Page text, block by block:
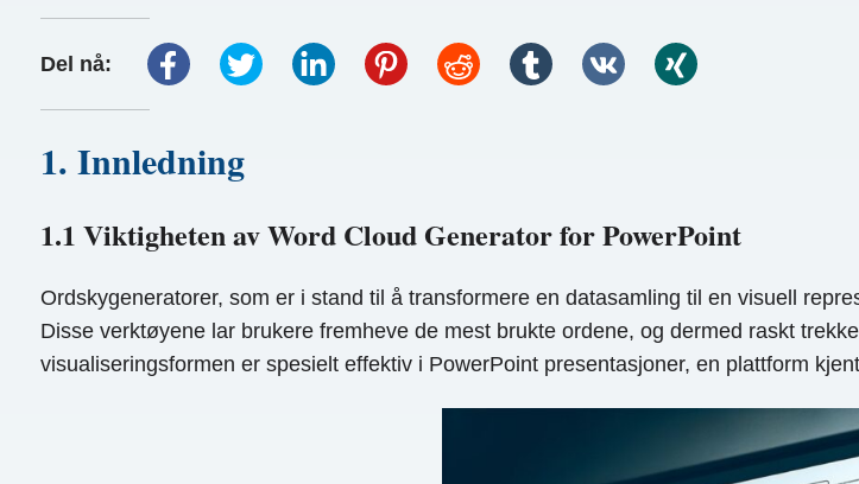
Del nå:
1. Innledning
1.1 Viktigheten av Word Cloud Generator for PowerPoint
Ordskygeneratorer, som er i stand til å transformere en datasamling til en visuell
Disse verktøyene lar brukere fremheve de mest brukte ordene, og dermed raskt
visualiseringsformen er spesielt effektiv i PowerPoint presentasjoner, en plattform